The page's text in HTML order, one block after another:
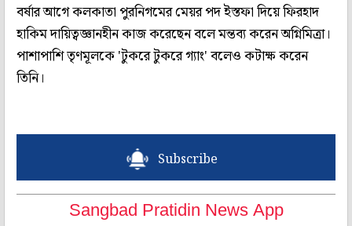
বর্ষার আগে কলকাতা পুরনিগমের মেয়র পদ ইস্তফা দিয়ে ফিরহাদ
হাকিম দায়িত্বজ্ঞানহীন কাজ করেছেন বলে মন্তব্য করেন অগ্নিমিত্রা।
পাশাপাশি তৃণমূলকে 'টুকরে টুকরে গ্যাং' বলেও কটাক্ষ করেন
তিনি।
Subscribe
Sangbad Pratidin News App